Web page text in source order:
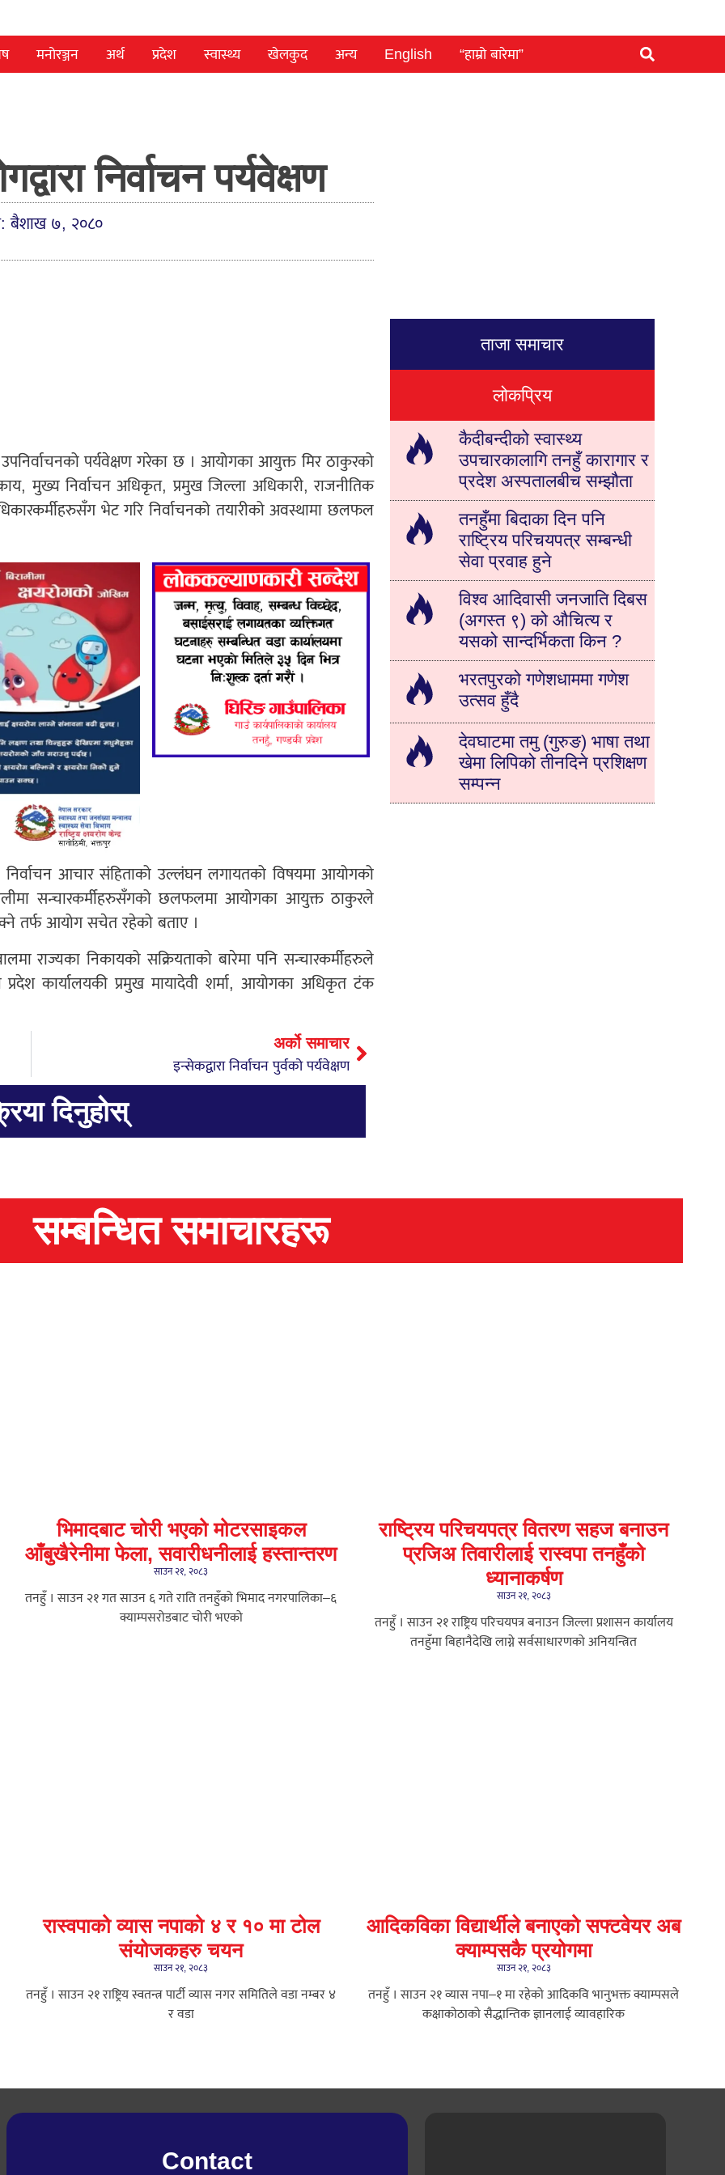
मनोरञ्जन अर्थ प्रदेश स्वास्थ्य खेलकुद अन्य English “हाम्रो बारेमा”
निर्वाचन पर्यवेक्षण
बैशाख ७, २०८०
उपनिर्वाचनको पर्यवेक्षण गरेका छ । आयोगका आयुक्त मिर ठाकुरको
मुख्य निर्वाचन अधिकृत, प्रमुख जिल्ला अधिकारी, राजनीतिक
भेट गरि निर्वाचनको तयारीको अवस्थामा छलफल
आचार संहिताको उल्लंघन लगायतको विषयमा आयोगको
सन्चारकर्मीहरुसँगको छलफलमा आयोगका आयुक्त ठाकुरले
तर्फ आयोग सचेत रहेको बताए ।
राज्यका निकायको सक्रियताको बारेमा पनि सन्चारकर्मीहरुले
कार्यालयकी प्रमुख मायादेवी शर्मा, आयोगका अधिकृत टंक
अर्को समाचार
इन्सेकद्वारा निर्वाचन पुर्वको पर्यवेक्षण
दिनुहोस्
ताजा समाचार
लोकप्रिय
कैदीबन्दीको स्वास्थ्य
उपचारकालागि तनहुँ कारागार र
प्रदेश अस्पतालबीच सम्झौता
तनहुँमा बिदाका दिन पनि
राष्ट्रिय परिचयपत्र सम्बन्धी
सेवा प्रवाह हुने
विश्व आदिवासी जनजाति दिबस
(अगस्त ९) को औचित्य र
यसको सान्दर्भिकता किन ?
भरतपुरको गणेशधाममा गणेश
उत्सव हुँदै
देवघाटमा तमु (गुरुङ) भाषा तथा
खेमा लिपिको तीनदिने प्रशिक्षण
सम्पन्न
सम्बन्धित समाचारहरू
भिमादबाट चोरी भएको मोटरसाइकल
आँबुखैरेनीमा फेला, सवारीधनीलाई हस्तान्तरण
साउन २१, २०८३
तनहुँ । साउन २१ गत साउन ६ गते राति तनहुँको भिमाद नगरपालिका–६
क्याम्पसरोडबाट चोरी भएको
राष्ट्रिय परिचयपत्र वितरण सहज बनाउन
प्रजिअ तिवारीलाई रास्वपा तनहुँको
ध्यानाकर्षण
साउन २१, २०८३
तनहुँ । साउन २१ राष्ट्रिय परिचयपत्र बनाउन जिल्ला प्रशासन कार्यालय
तनहुँमा बिहानैदेखि लाग्ने सर्वसाधारणको अनियन्त्रित
रास्वपाको व्यास नपाको ४ र १० मा टोल
संयोजकहरु चयन
साउन २१, २०८३
तनहुँ । साउन २१ राष्ट्रिय स्वतन्त्र पार्टी व्यास नगर समितिले वडा नम्बर ४
र वडा
आदिकविका विद्यार्थीले बनाएको सफ्टवेयर अब
क्याम्पसकै प्रयोगमा
साउन २१, २०८३
तनहुँ । साउन २१ ​व्यास नपा–१ मा रहेको आदिकवि भानुभक्त क्याम्पसले
कक्षाकोठाको सैद्धान्तिक ज्ञानलाई व्यावहारिक
Contact